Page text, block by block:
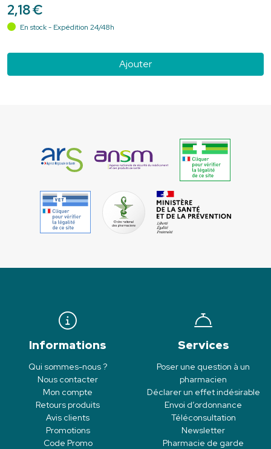
2,18€
En stock - Expédition 24/48h
Ajouter
Informations
Qui sommes-nous ?
Nous contacter
Mon compte
Retours produits
Avis clients
Promotions
Code Promo
Services
Poser une question à un
pharmacien
Déclarer un effet indésirable
Envoi d’ordonnance
Téléconsultation
Newsletter
Pharmacie de garde